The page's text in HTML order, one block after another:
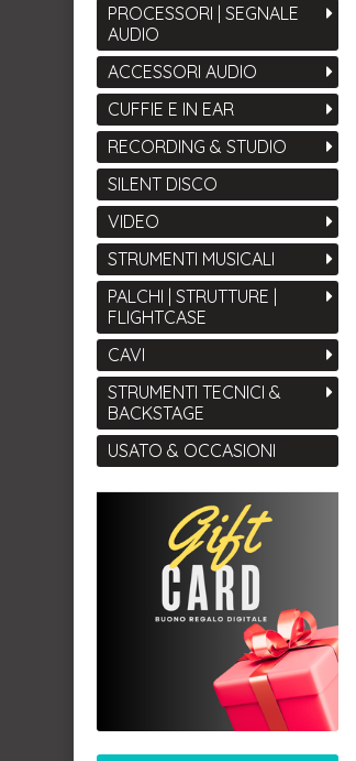
PROCESSORI | SEGNALE
AUDIO
ACCESSORI AUDIO
CUFFIE E IN EAR
RECORDING & STUDIO
SILENT DISCO
VIDEO
STRUMENTI MUSICALI
PALCHI | STRUTTURE |
FLIGHTCASE
CAVI
STRUMENTI TECNICI &
BACKSTAGE
USATO & OCCASIONI